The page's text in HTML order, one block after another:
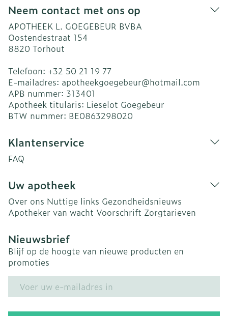
Neem contact met ons op
APOTHEEK L. GOEGEBEUR BVBA
Oostendestraat 154
8820 Torhout
Telefoon: +32 50 21 19 77
E-mailadres: apotheekgoegebeur@hotmail.com
APB nummer: 313401
Apotheek titularis: Lieselot Goegebeur
BTW nummer: BE0863298020
Klantenservice
FAQ
Uw apotheek
Over ons Nuttige links Gezondheidsnieuws
Apotheker van wacht Voorschrift Zorgtarieven
Nieuwsbrief
Blijf op de hoogte van nieuwe producten en
promoties